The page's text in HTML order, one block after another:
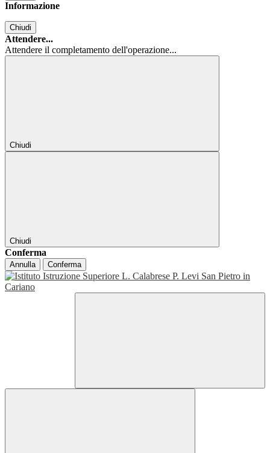
Informazione
Chiudi
Attendere...
Attendere il completamento dell'operazione...
Chiudi
Chiudi
Conferma
Annulla Conferma